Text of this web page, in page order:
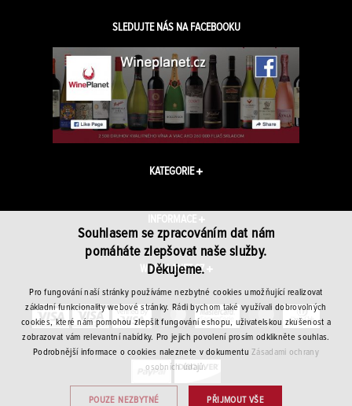
SLEDUJTE NÁS NA FACEBOOKU
KATEGORIE
INFORMACE
WINEPLANET.CZ
Souhlasem se zpracováním dat nám
pomáháte zlepšovat naše služby.
Děkujeme.
Pro fungování naší stránky používáme nezbytné cookies umožňující realizovat
základní funkcionality webové stránky. Rádi bychom také využívali dobrovolných
cookies, které nám pomohou zlepšit fungování eshopu, uživatelskou zkušenost a
zobrazovat vám relevantní nabídky. Pro jejich povolení prosím odklikněte souhlas.
Podrobnější informace o cookies naleznete v dokumentuZásadami ochrany
osobních údajů.
PŘIJMOUT VŠE
POUZE NEZBYTNÉ